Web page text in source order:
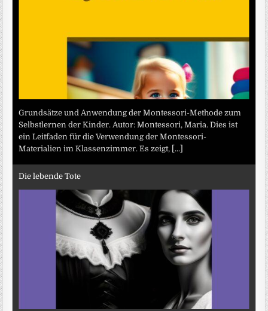
Grundsätze und Anwendung der Montessori-Methode zum
Selbstlernen der Kinder. Autor: Montessori, Maria. Dies ist
ein Leitfaden für die Verwendung der Montessori-
Materialien im Klassenzimmer. Es zeigt,
[...]
Die lebende Tote